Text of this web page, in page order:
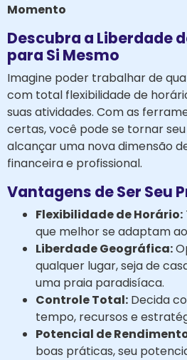
Momento
Descubra a Liberdade
para Si Mesmo
Imagine poder trabalhar de
com total flexibilidade de
suas atividades. Com as
certas, você pode se tornar
alcançar uma nova dimensão
financeira e profissional.
Vantagens de Ser Seu
Flexibilidade de Horário:
que melhor se adaptam
Liberdade Geográfica:
qualquer lugar, seja de
uma praia paradisíaca.
Controle Total: Decida
tempo, recursos e
Potencial de
boas práticas, seu